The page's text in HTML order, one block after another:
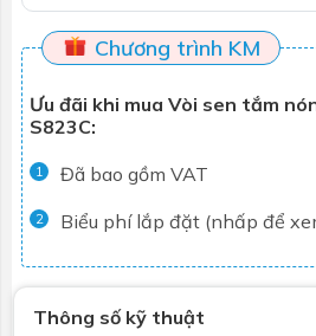
Chương trình KM
Ưu đãi khi mua Vòi sen tắm
S823C:
1 Đã bao gồm VAT
2 Biểu phí lắp đặt (nhấp để
Thông số kỹ thuật